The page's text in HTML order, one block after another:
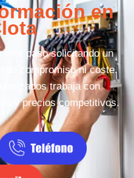
en
paso solicitando un
de compromiso ni coste.
trabaja con
y precios competitivos.